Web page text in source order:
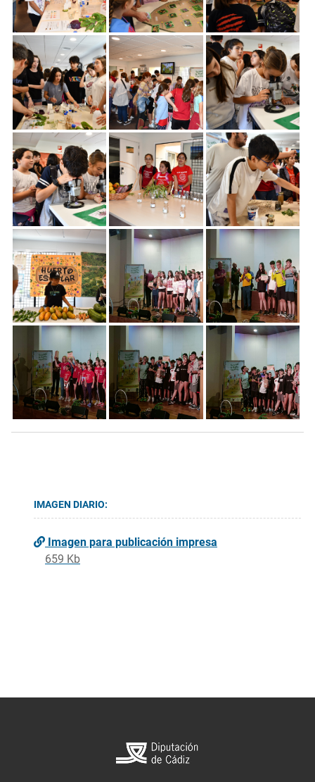
IMAGEN DIARIO:
Imagen para publicación impresa
659 Kb